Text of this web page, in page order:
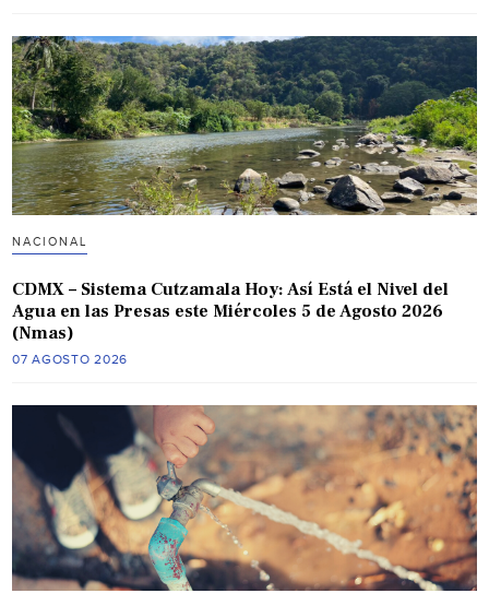
NACIONAL
CDMX – Sistema Cutzamala Hoy: Así Está el Nivel del
Agua en las Presas este Miércoles 5 de Agosto 2026
(Nmas)
07 AGOSTO 2026